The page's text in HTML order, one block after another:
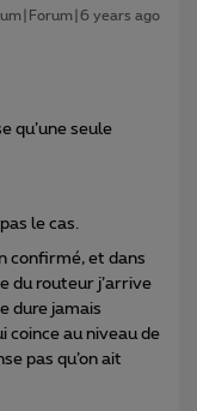
years ago
qu’une seule
le cas.
confirmé, et dans
du routeur j’arrive
dure jamais
coince au niveau de
pas qu’on ait